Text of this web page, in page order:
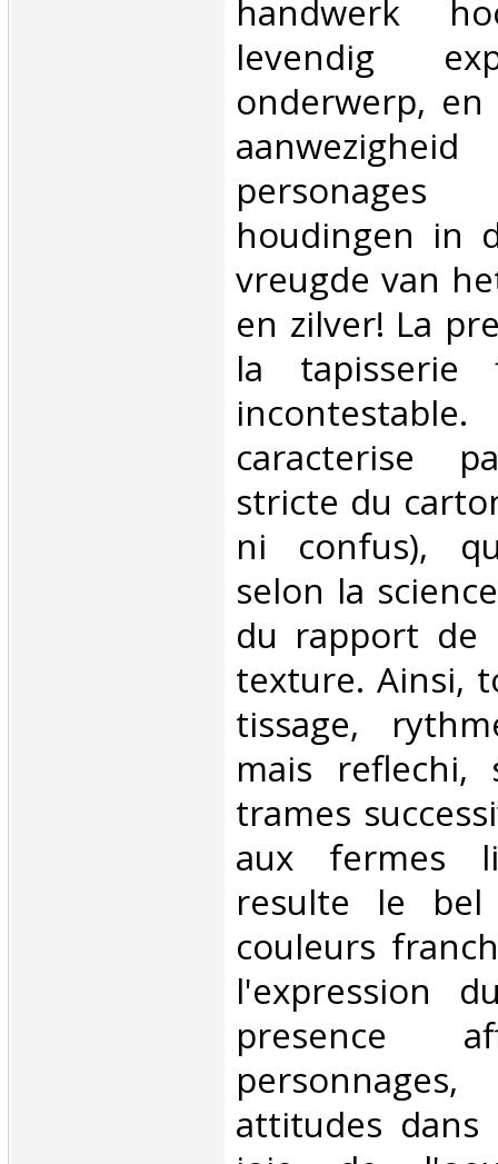
handwerk
levendig
onderwerp,
houdingen in
vreugde van
en zilver! La
la tapisserie
caracterise
stricte du
ni confus),
selon la
du rapport de
texture. Ainsi,
tissage,
mais reflechi,
trames
aux fermes
resulte le bel
couleurs
l'expression
presence
attitudes